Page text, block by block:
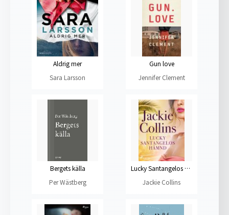
Aldrig mer
Sara Larsson
Gun love
Jennifer Clement
Bergets källa
Per Wästberg
Lucky Santangelos hämnd
Jackie Collins